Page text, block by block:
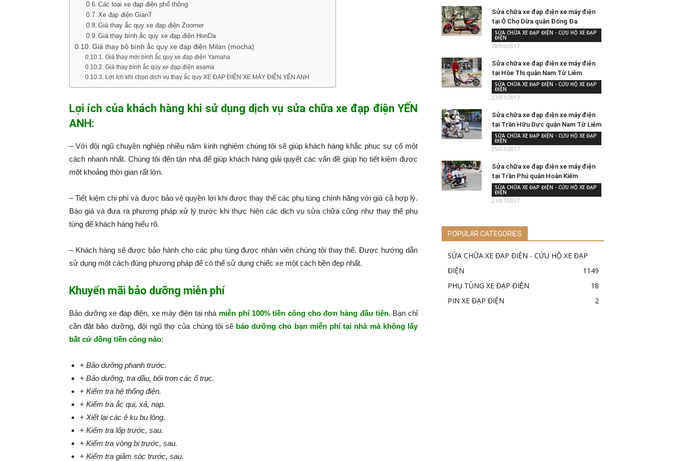
Các loại xe đạp điện phổ thông
Xe đạp điện GianT
Giá thay ắc quy xe đạp điện Zoomer
Giá thay bình ắc quy xe đạp điện HonDa
Giá thay bộ bình ắc quy xe đạp điện Milan (mocha)
Giá thay mới bình ắc quy xe đạp điện Yamaha
Giá thay bình ắc quy xe đạp điện asama
Lợi ích khi chọn dịch vụ thay ắc quy XE ĐẠP ĐIỆN XE MÁY ĐIỆN YẾN ANH
Lợi ích của khách hàng khi sử dụng dịch vụ sửa chữa xe đạp điện YẾN
ANH:
– Với đội ngũ chuyên nghiệp nhiều năm kinh nghiệm chúng tôi sẽ giúp khách hàng khắc phục sự cố một
cách nhanh nhất. Chúng tôi đến tận nhà để giúp khách hàng giải quyết các vấn đề giúp họ tiết kiệm được
một khoảng thời gian rất lớn.
– Tiết kiệm chi phí và được bảo vệ quyền lợi khi được thay thế các phụ tùng chính hãng với giá cả hợp lý.
Báo giá và đưa ra phương pháp xử lý trước khi thực hiện các dịch vụ sửa chữa cũng như thay thế phụ
tùng để khách hàng hiểu rõ.
– Khách hàng sẽ được bảo hành cho các phụ tùng được nhân viên chúng tôi thay thế. Được hướng dẫn
sử dụng một cách đúng phương pháp để có thể sử dụng chiếc xe một cách bền đẹp nhất.
Khuyến mãi bảo dưỡng miễn phí
Bảo dưỡng xe đạp điện, xe máy điện tại nhà miễn phí 100% tiền công cho đơn hàng đầu tiên. Bạn chỉ
cần đặt bảo dưỡng, đội ngũ thợ của chúng tôi sẽ bảo dưỡng cho bạn miễn phí tại nhà mà không lấy
bất cứ đồng tiền công nào:​​​​​
+ Bảo dưỡng phanh trước.
+ Bảo dưỡng, tra dầu, bôi trơn các ổ trục.
+ Kiểm tra hệ thống điện.
+ Kiểm tra ắc qui, xả, nạp.
+ Xiết lại các ê ku bu lông.
+ Kiểm tra lốp trước, sau.
+ Kiểm tra vòng bi trước, sau.
+ Kiểm tra giảm sóc trước, sau.
Sửa chữa xe đạp điện xe máy điện
tại Ô Chợ Dừa quận Đống Đa
SỬA CHỮA XE ĐẠP ĐIỆN - CỨU HỘ XE ĐẠP
ĐIỆN
28/06/2017
Sửa chữa xe đạp điện xe máy điện
tại Hòe Thị quận Nam Từ Liêm
SỬA CHỮA XE ĐẠP ĐIỆN - CỨU HỘ XE ĐẠP
ĐIỆN
23/07/2017
Sửa chữa xe đạp điện xe máy điện
tại Trần Hữu Dực quận Nam Từ Liêm
SỬA CHỮA XE ĐẠP ĐIỆN - CỨU HỘ XE ĐẠP
ĐIỆN
25/07/2017
Sửa chữa xe đạp điện xe máy điện
tại Trần Phú quận Hoàn Kiếm
SỬA CHỮA XE ĐẠP ĐIỆN - CỨU HỘ XE ĐẠP
ĐIỆN
21/07/2017
POPULAR CATEGORIES
SỬA CHỮA XE ĐẠP ĐIỆN - CỨU HỘ XE ĐẠP
ĐIỆN
1149
PHỤ TÙNG XE ĐẠP ĐIỆN
18
PIN XE ĐẠP ĐIỆN
2